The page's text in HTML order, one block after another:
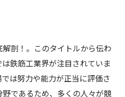
剖！。このタイトルから伝わ
鉄筋工業界が注目されていま
は努力や能力が正当に評価さ
であるため、多くの人々が競